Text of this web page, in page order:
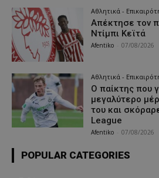
Αθλητικά -
Απέκτησε τον
Ντίμπι Κεϊτά
Afentiko 07/08/2026
Αθλητικά -
Ο παίκτης που
μεγαλύτερο
του και
League
Afentiko 07/08/2026
POPULAR CATEGORIES